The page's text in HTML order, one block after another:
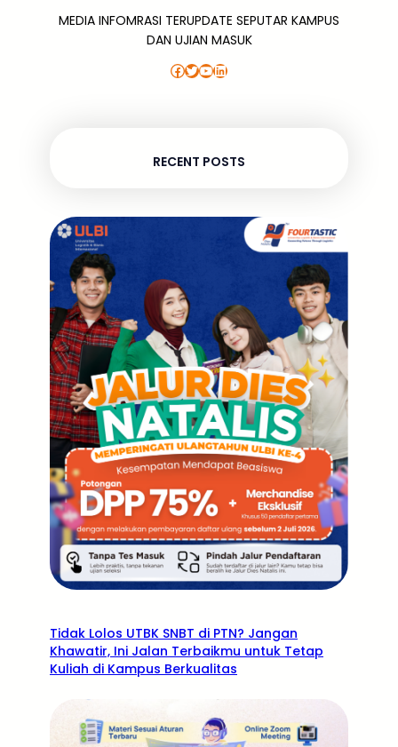
MEDIA INFOMRASI TERUPDATE SEPUTAR KAMPUS
DAN UJIAN MASUK
Facebook Twitter YouTube LinkedIn
RECENT POSTS
Tidak Lolos UTBK SNBT di PTN? Jangan
Khawatir, Ini Jalan Terbaikmu untuk Tetap
Kuliah di Kampus Berkualitas